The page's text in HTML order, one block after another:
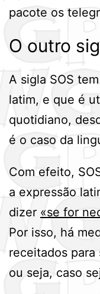
pacote os
O outro
A sigla SOS
latim, e que é
quotidiano,
é o caso da
Com efeito,
a expressão
dizer «se for
Por isso, há
receitados para
ou seja, caso